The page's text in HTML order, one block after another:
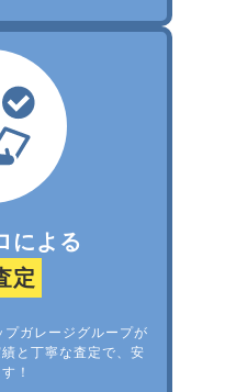
による
定
ガレージグループが
と丁寧な査定で、安
！